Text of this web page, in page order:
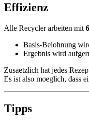
Effizienz
Alle Recycler arbeiten mit
Basis-Belohnung
Ergebnis wird
Zusaetzlich hat jedes
Es ist also moeglich, dass
Tipps